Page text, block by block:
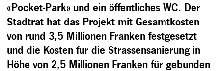
«Pocket-Park» und ein öffentliches WC. Der
Stadtrat hat das Projekt mit Gesamtkosten
von rund 3,5 Millionen Franken festgesetzt
und die Kosten für die Strassensanierung in
Höhe von 2,5 Millionen Franken für gebunden